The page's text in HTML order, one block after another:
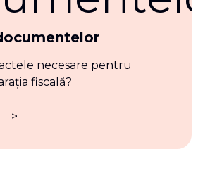
necesare pentru
fiscală?
>